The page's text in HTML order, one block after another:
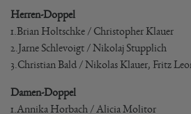
Herren-Doppel
1.Brian Holtschke / Christopher Klauer
2.Jarne Schlevoigt / Nikolaj Stupplich
3.Christian Bald / Nikolas Klauer, Fritz
Damen-Doppel
1.Annika Horbach / Alicia Molitor